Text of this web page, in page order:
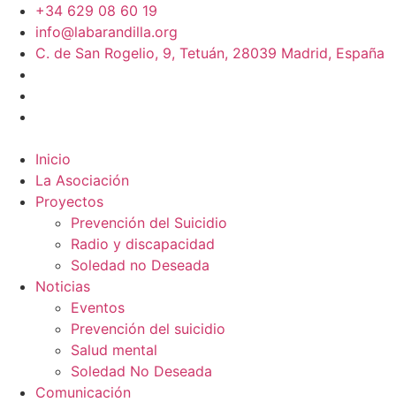
+34 629 08 60 19
info@labarandilla.org
C. de San Rogelio, 9, Tetuán, 28039 Madrid, España
Inicio
La Asociación
Proyectos
Prevención del Suicidio
Radio y discapacidad
Soledad no Deseada
Noticias
Eventos
Prevención del suicidio
Salud mental
Soledad No Deseada
Comunicación